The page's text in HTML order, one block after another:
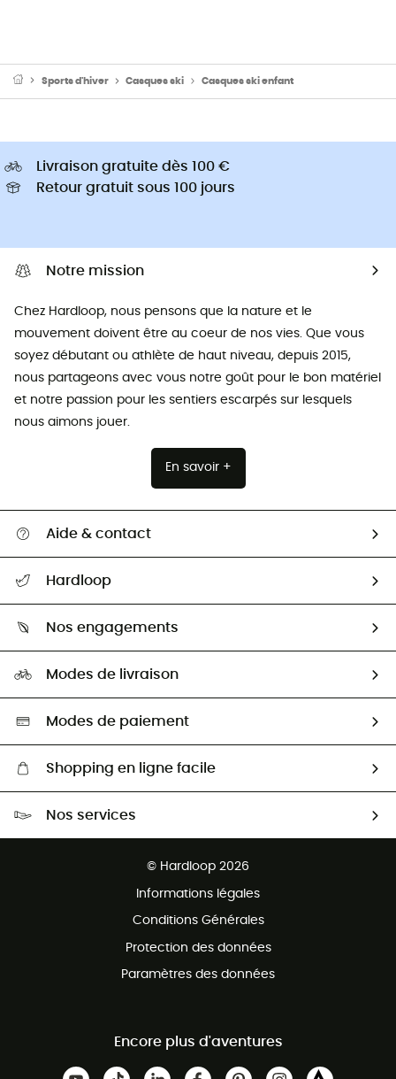
Sports d'hiver Casques ski Casques ski enfant
Livraison gratuite dès 100 €
Retour gratuit sous 100 jours
Notre mission
Chez Hardloop, nous pensons que la nature et le
mouvement doivent être au coeur de nos vies. Que vous
soyez débutant ou athlète de haut niveau, depuis 2015,
nous partageons avec vous notre goût pour le bon matériel
et notre passion pour les sentiers escarpés sur lesquels
nous aimons jouer.
En savoir +
Aide & contact
Retour & remboursement
Guide des tailles
Seconde Main
Aide & Contact
Hardloop
HardGuides
Nos engagements
Sélection éco-responsable
Modes de livraison
Modes de paiement
Shopping en ligne facile
Nos services
© Hardloop 2026
Informations légales
Conditions Générales
Protection des données
Paramètres des données
Encore plus d'aventures